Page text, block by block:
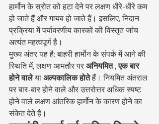
हार्मोन के स्रोत को हटा देने पर लक्षण धीरे-धीरे कम
हो जाते हैं और गायब हो जाते हैं। इसलिए, निदान
प्रक्रिया में पर्यावरणीय कारकों की विस्तृत जांच
अत्यंत महत्वपूर्ण है।
मुख्य अंतर यह है: बाहरी हार्मोन के संपर्क में आने की
स्थिति में, लक्षण आमतौर पर अनियमित , एक बार
होने वाले या अल्पकालिक होते हैं। नियमित अंतराल
पर बार-बार होने वाले और उत्तरोत्तर अधिक स्पष्ट
होने वाले लक्षण आंतरिक हार्मोन के कारण होने का
संकेत देते हैं।